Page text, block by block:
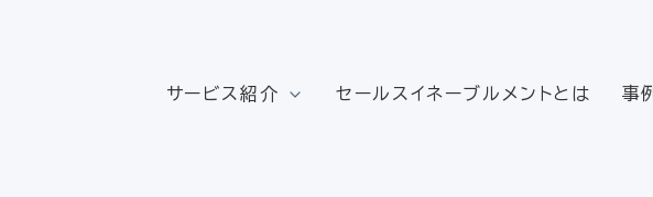
サービス紹介 セールスイネーブルメントとは 事例